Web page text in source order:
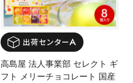
高島屋 法人事業部 セレクト ギ
フト メリーチョコレート 国産